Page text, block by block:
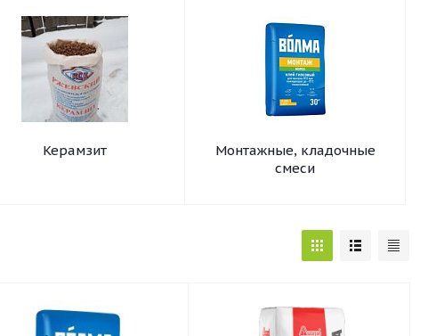
Керамзит
Монтажные, кладочные
смеси